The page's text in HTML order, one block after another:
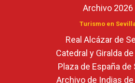
Archivo 2026
Turismo en
Real Alcázar de
Catedral y Giralda
Plaza de España de
Archivo de Indias de